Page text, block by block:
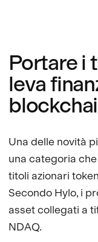
Portare i
leva
Una delle novità
una categoria
titoli azionari
Secondo Hylo, i
asset collegati a
NDAQ.